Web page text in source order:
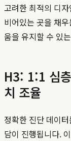
고려한 최적의 디
비어있는 곳을 채
움을 유지할 수 있
H3: 1:1 심
치 조율
정확한 진단 데이
담이 진행됩니다.